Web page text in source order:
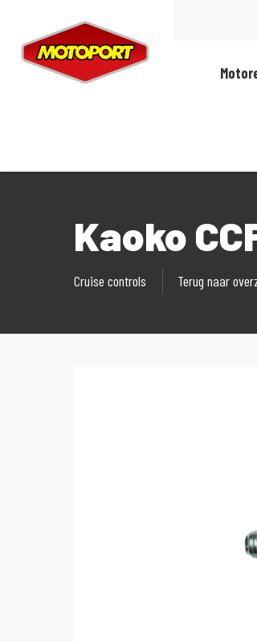
Kaoko
Cruise controls Terug naar